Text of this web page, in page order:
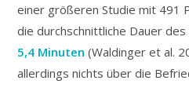
einer größeren Studie mit 491
die durchschnittliche Dauer
5,4 Minuten (Waldinger et al.
allerdings nichts über die